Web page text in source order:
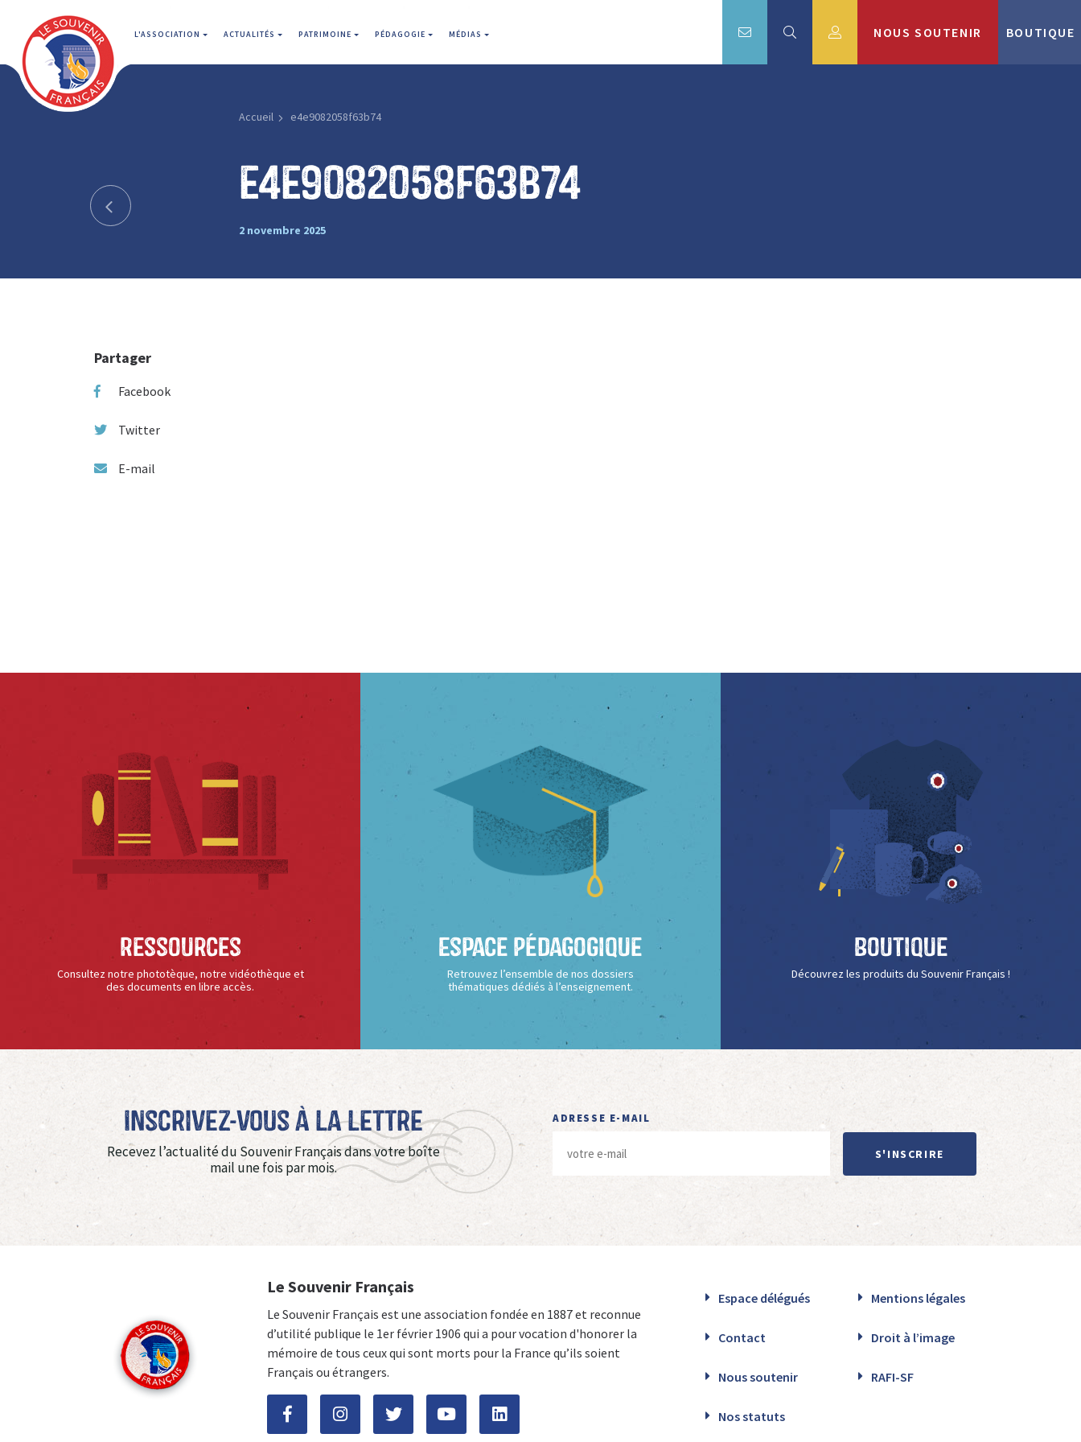
L'ASSOCIATION ACTUALITÉS PATRIMOINE PÉDAGOGIE MÉDIAS NOUS SOUTENIR BOUTIQUE
Accueil e4e9082058f63b74
e4e9082058f63b74
2 novembre 2025
Partager
Facebook
Twitter
E-mail
Ressources
Consultez notre phototèque, notre vidéothèque et
des documents en libre accès.
Espace Pédagogique
Retrouvez l’ensemble de nos dossiers
thématiques dédiés à l’enseignement.
Boutique
Découvrez les produits du Souvenir Français !
Inscrivez-vous à La Lettre
Recevez l’actualité du Souvenir Français dans votre boîte
mail une fois par mois.
ADRESSE E-MAIL
S'INSCRIRE
Le Souvenir Français
Le Souvenir Français est une association fondée en 1887 et reconnue
d’utilité publique le 1er février 1906 qui a pour vocation d'honorer la
mémoire de tous ceux qui sont morts pour la France qu’ils soient
Français ou étrangers.
Espace délégués Mentions légales
Contact Droit à l’image
Nous soutenir RAFI-SF
Nos statuts